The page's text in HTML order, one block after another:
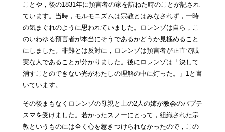
ことや，後の1831年に預言者の家を訪ねた時のことが記され
ています。当時，モルモニズムは宗教とはみなされず，一時
の気まぐれのように思われていました。ロレンゾは自ら，こ
のいわゆる預言者が本当にそうであるかどうか見極めること
にしました。非難とは反対に，ロレンゾは預言者が正直で誠
実な人であることが分かりました。後にロレンゾは「決して
消すことのできない光がわたしの理解の中に灯った。」1と書
いています。
その後まもなくロレンゾの母親と上の2人の姉が教会のバプテ
スマを受けました。若かったスノーにとって，組織された宗
教というものには全く心を惹きつけられなかったので，この